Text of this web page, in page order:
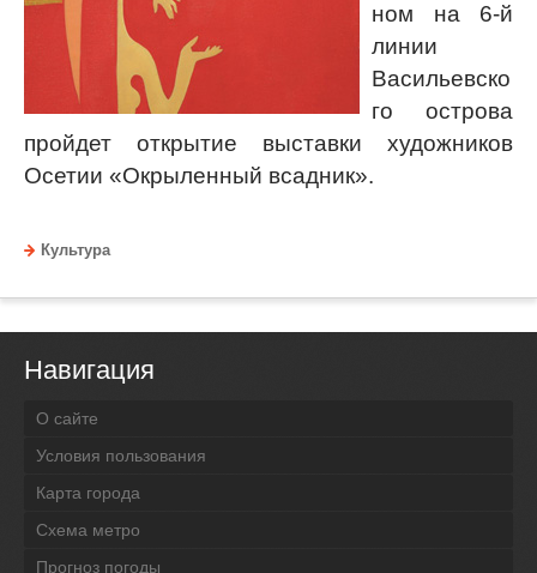
ном на 6-й
линии
Васильевско
го острова
пройдет открытие выставки художников
Осетии «Окрыленный всадник».
Культура
Навигация
О сайте
Условия пользования
Карта города
Схема метро
Прогноз погоды